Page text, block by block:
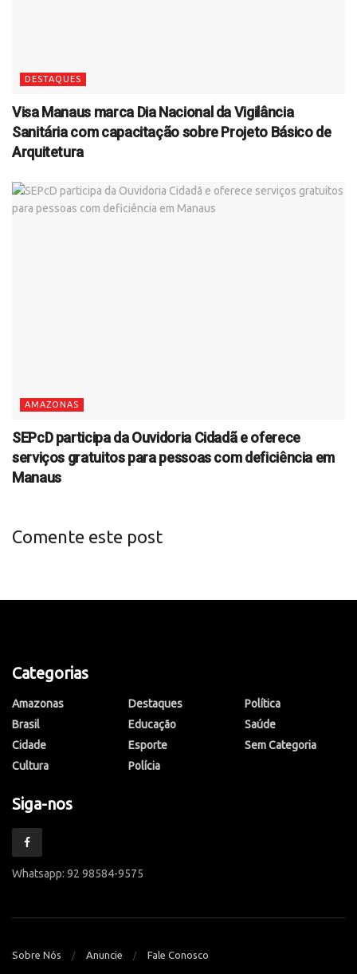
DESTAQUES
Visa Manaus marca Dia Nacional da Vigilância
Sanitária com capacitação sobre Projeto Básico de
Arquitetura
AMAZONAS
SEPcD participa da Ouvidoria Cidadã e oferece
serviços gratuitos para pessoas com deficiência em
Manaus
Comente este post
Categorias
Amazonas
Brasil
Cidade
Cultura
Destaques
Educação
Esporte
Polícia
Política
Saúde
Sem Categoria
Siga-nos
Whatsapp: 92 98584-9575
Sobre Nós Anuncie Fale Conosco